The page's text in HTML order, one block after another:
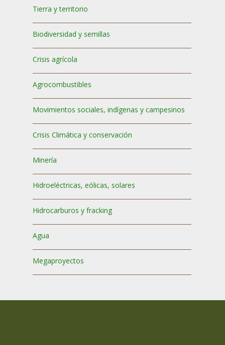
Tierra y territorio
Biodiversidad y semillas
Crisis agrícola
Agrocombustibles
Movimientos sociales, indígenas y campesinos
Crisis Climática y conservación
Minería
Hidroeléctricas, eólicas, solares
Hidrocarburos y fracking
Agua
Megaproyectos